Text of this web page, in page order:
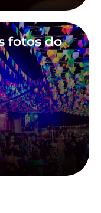
fotos do